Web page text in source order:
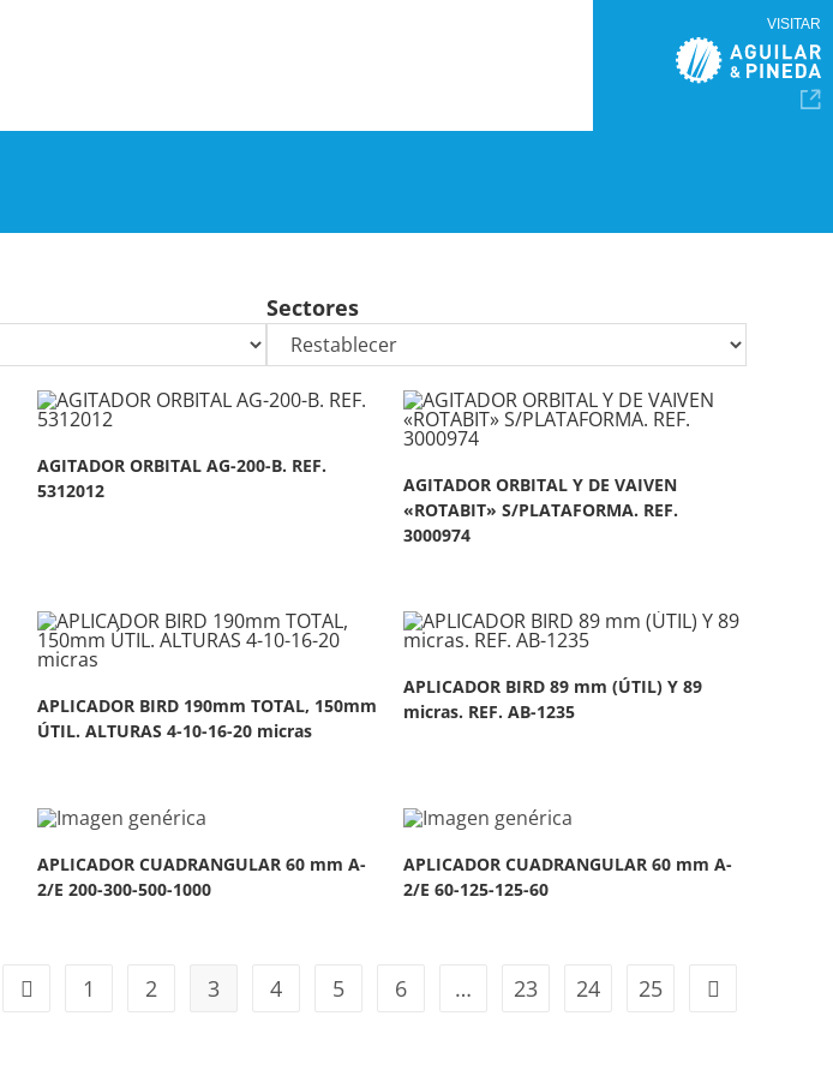
VISITAR
Sectores
AGITADOR ORBITAL AG-200-B. REF.
5312012
AGITADOR ORBITAL Y DE VAIVEN
«ROTABIT» S/PLATAFORMA. REF.
3000974
APLICADOR BIRD 190mm TOTAL, 150mm
ÚTIL. ALTURAS 4-10-16-20 micras
APLICADOR BIRD 89 mm (ÚTIL) Y 89
micras. REF. AB-1235
APLICADOR CUADRANGULAR 60 mm A-
2/E 200-300-500-1000
APLICADOR CUADRANGULAR 60 mm A-
2/E 60-125-125-60
1 2 3 4 5 6 … 23 24 25